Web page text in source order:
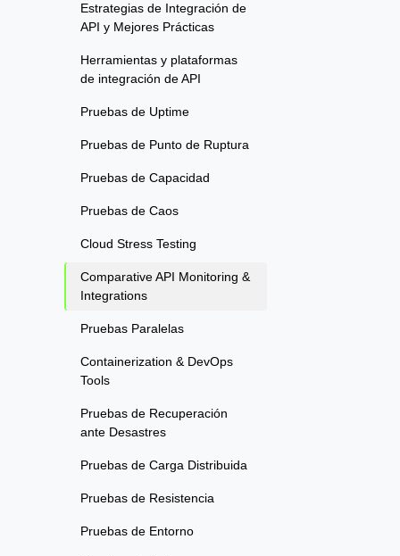
Estrategias de Integración de
API y Mejores Prácticas
Herramientas y plataformas
de integración de API
Pruebas de Uptime
Pruebas de Punto de Ruptura
Pruebas de Capacidad
Pruebas de Caos
Cloud Stress Testing
Comparative API Monitoring &
Integrations
Pruebas Paralelas
Containerization & DevOps
Tools
Pruebas de Recuperación
ante Desastres
Pruebas de Carga Distribuida
Pruebas de Resistencia
Pruebas de Entorno